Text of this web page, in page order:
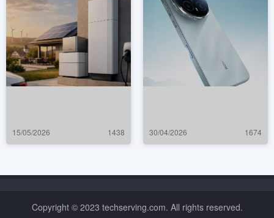
15/05/2026 1438 30/04/2026 1674
Copyright © 2023 techserving.com. All rights reserved.